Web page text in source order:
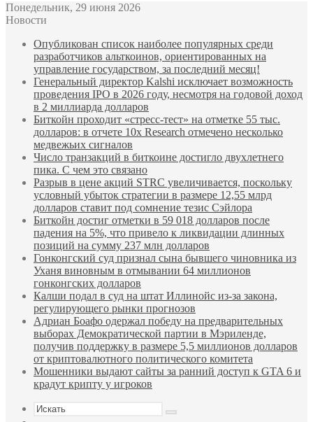
Понедельник, 29 июня 2026
Новости
Опубликован список наиболее популярных среди
разработчиков альткоинов, ориентированных на
управление государством, за последний месяц!
Генеральный директор Kalshi исключает возможность
проведения IPO в 2026 году, несмотря на годовой доход
в 2 миллиарда долларов
Биткойн проходит «стресс-тест» на отметке 55 тыс.
долларов: в отчете 10x Research отмечено несколько
медвежьих сигналов
Число транзакций в биткоине достигло двухлетнего
пика. С чем это связано
Разрыв в цене акций STRC увеличивается, поскольку
условный убыток стратегии в размере 12,55 млрд
долларов ставит под сомнение тезис Сэйлора
Биткойн достиг отметки в 59 018 долларов после
падения на 5%, что привело к ликвидации длинных
позиций на сумму 237 млн долларов
Гонконгский суд признал сына бывшего чиновника из
Уханя виновным в отмывании 64 миллионов
гонконгских долларов
Калши подал в суд на штат Иллинойс из-за закона,
регулирующего рынки прогнозов
Адриан Боафо одержал победу на предварительных
выборах Демократической партии в Мэриленде,
получив поддержку в размере 5,5 миллионов долларов
от криптовалютного политического комитета
Мошенники выдают сайты за ранний доступ к GTA 6 и
крадут крипту у игроков
Искать